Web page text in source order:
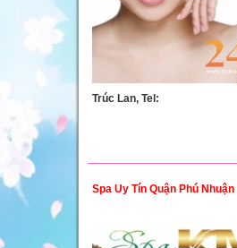
Trúc Lan, Tel:
Spa Uy Tín Quận Phú Nhuận